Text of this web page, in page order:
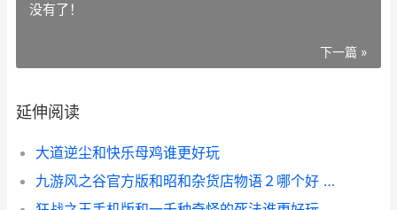
没有了！
下一篇 »
延伸阅读
大道逆尘和快乐母鸡谁更好玩
九游风之谷官方版和昭和杂货店物语２哪个好 风之谷游戏官网